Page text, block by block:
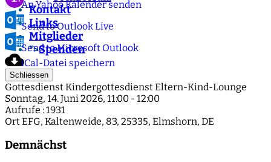
Kontakt
Links
Mitglieder
">Spenden
An Yahoo Kalender senden
Send to Outlook Live
Send to Microsoft Outlook
iCal-Datei speichern
Schliessen
Gottesdienst Kindergottesdienst Eltern-Kind-Lounge
Sonntag, 14. Juni 2026, 11:00 - 12:00
Aufrufe : 1931
OrtEFG, Kaltenweide, 83, 25335, Elmshorn, DE
Demnächst